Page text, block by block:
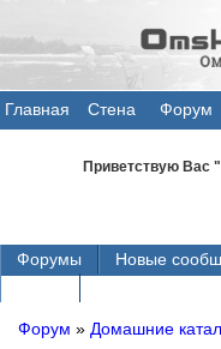
Главная
Стена
Форум
Приветствую Вас
Форумы Новые
Форум » Домашние